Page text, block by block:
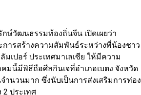
ษ์วัฒนธรรมท้องถิ่นจีน เปิดเผยว่า
ารสร้างความสัมพันธ์ระหว่างพี่น้องชาว
เปอร์ ประเทศมาเลเซีย ให้มีความ
นี้มีพิธีถือศีลกินเจที่อำเภอเบตง จังหวัด
ำนวนมาก ซึ่งนับเป็นการส่งเสริมการท่อง
ประเทศ